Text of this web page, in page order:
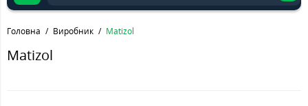
Головна Виробник Matizol
Matizol